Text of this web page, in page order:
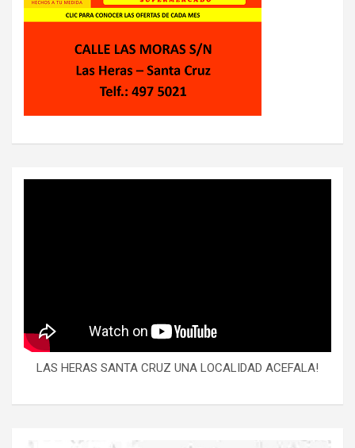
LAS HERAS SANTA CRUZ UNA LOCALIDAD ACEFALA!